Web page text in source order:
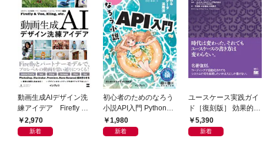
動画生成AIデザイン洗
練アイデア Firefly &
Veo， Kling， etc.
2,970
新着
初心者のためのなろう
小説API入門 Pythonで
作るデータ活用法
1,980
新着
ユースケース実践ガイ
ド［復刻版］ 効果的な
ユースケースの書き方
5,390
新着